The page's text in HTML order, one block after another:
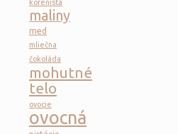
korenistá
maliny
med
mliečna
čokoláda
mohutné
telo
ovocie
ovocná